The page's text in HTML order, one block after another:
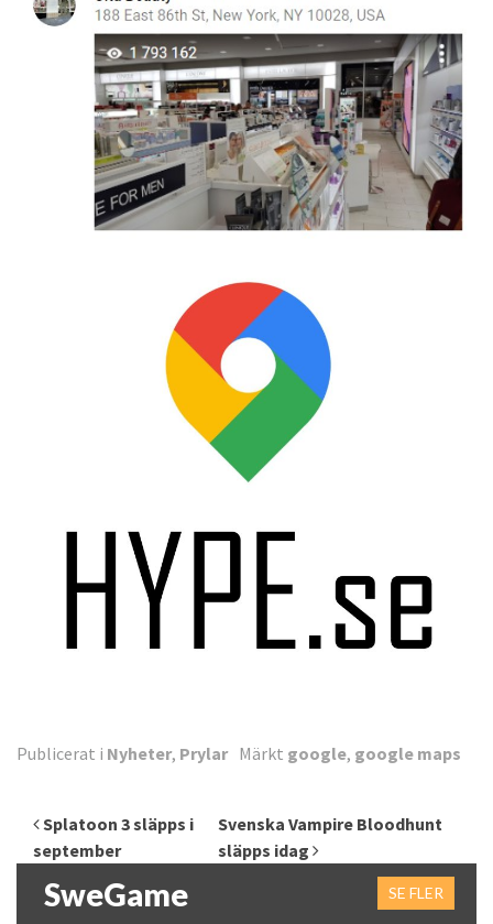
Publicerat i Nyheter, Prylar Märkt google, google maps
Inläggsnavigering
Splatoon 3 släpps i
september
Svenska Vampire Bloodhunt
släpps idag
SweGame SE FLER